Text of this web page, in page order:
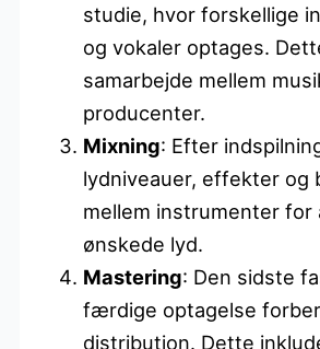
studie, hvor forskellige
og vokaler optages.
samarbejde mellem
producenter.
Mixning: Efter
lydniveauer, effekter og
mellem instrumenter for
ønskede lyd.
Mastering: Den sidste
færdige optagelse
distribution. Dette